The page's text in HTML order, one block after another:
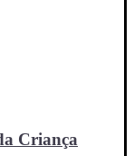
Criança